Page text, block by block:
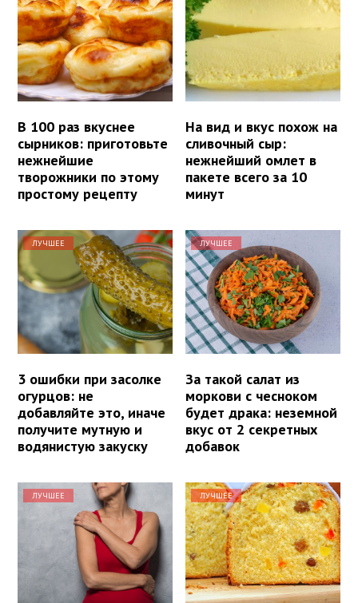
В 100 раз вкуснее
сырников: приготовьте
нежнейшие
творожники по этому
простому рецепту
На вид и вкус похож на
сливочный сыр:
нежнейший омлет в
пакете всего за 10
минут
ЛУЧШЕЕ
3 ошибки при засолке
огурцов: не
добавляйте это, иначе
получите мутную и
водянистую закуску
ЛУЧШЕЕ
За такой салат из
моркови с чесноком
будет драка: неземной
вкус от 2 секретных
добавок
ЛУЧШЕЕ ЛУЧШЕЕ